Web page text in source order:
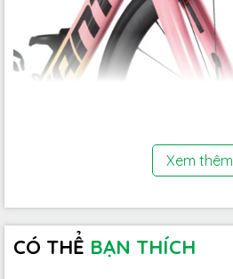
Xem thêm
CÓ THỂ BẠN THÍCH